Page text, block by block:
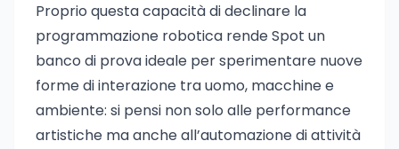
Proprio questa capacità di declinare la
programmazione robotica rende Spot un
banco di prova ideale per sperimentare nuove
forme di interazione tra uomo, macchine e
ambiente: si pensi non solo alle performance
artistiche ma anche all’automazione di attività